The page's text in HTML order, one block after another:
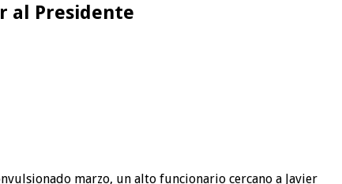
al Presidente
marzo, un alto funcionario cercano a Javier